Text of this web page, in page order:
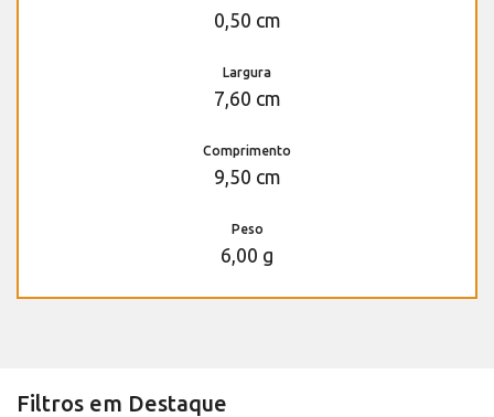
0,50 cm
Largura
7,60 cm
Comprimento
9,50 cm
Peso
6,00 g
Filtros em Destaque